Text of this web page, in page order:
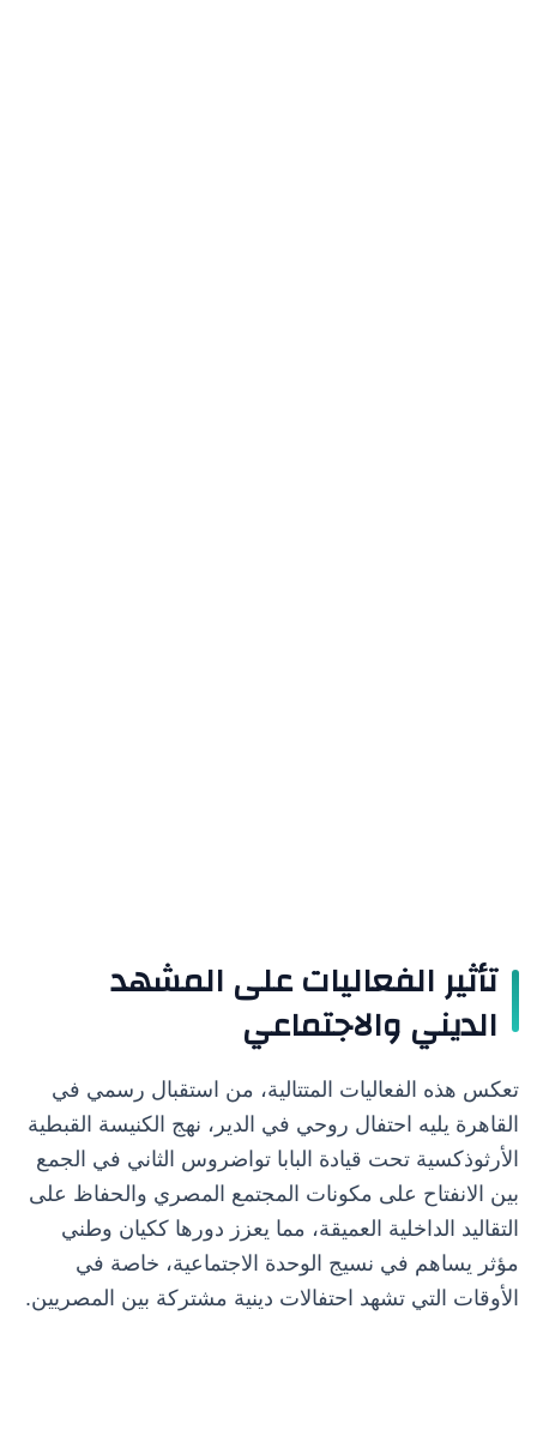
تأثير الفعاليات على المشهد
الديني والاجتماعي
تعكس هذه الفعاليات المتتالية، من استقبال رسمي في
القاهرة يليه احتفال روحي في الدير، نهج الكنيسة القبطية
الأرثوذكسية تحت قيادة البابا تواضروس الثاني في الجمع
بين الانفتاح على مكونات المجتمع المصري والحفاظ على
التقاليد الداخلية العميقة، مما يعزز دورها ككيان وطني
مؤثر يساهم في نسيج الوحدة الاجتماعية، خاصة في
الأوقات التي تشهد احتفالات دينية مشتركة بين المصريين.